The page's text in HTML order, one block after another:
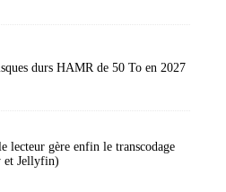
durs HAMR de 50 To en 2027
lecteur gère enfin le transcodage
et Jellyfin)